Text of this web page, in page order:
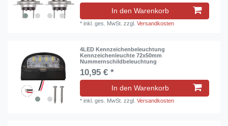
In den Warenkorb
*inkl. ges. MwSt. zzgl.Versandkosten
4LED Kennzeichenbeleuchtung
Kennzeichenleuchte 72x50mm
Nummernschildbeleuchtung
10,95 € *
In den Warenkorb
*inkl. ges. MwSt. zzgl.Versandkosten